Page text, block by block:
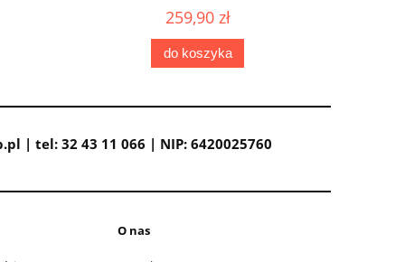
259,90 zł
do koszyka
| tel: 32 43 11 066 | NIP: 6420025760
O nas